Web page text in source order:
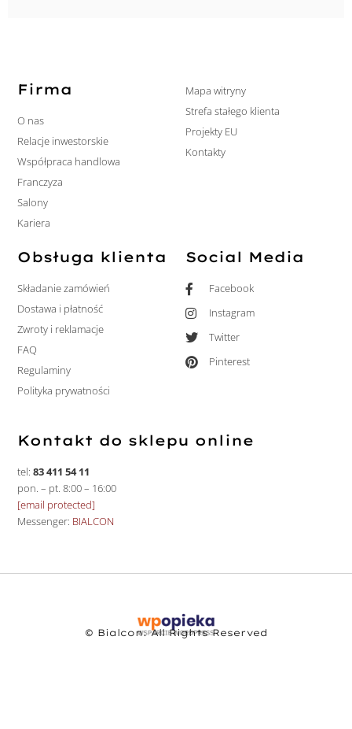
Firma
O nas
Relacje inwestorskie
Współpraca handlowa
Franczyza
Salony
Kariera
Mapa witryny
Strefa stałego klienta
Projekty EU
Kontakty
Obsługa klienta
Składanie zamówień
Dostawa i płatność
Zwroty i reklamacje
FAQ
Regulaminy
Polityka prywatności
Social Media
Facebook
Instagram
Twitter
Pinterest
Kontakt do sklepu online
tel: 83 411 54 11
pon. – pt. 8:00 – 16:00
[email protected]
Messenger: BIALCON
© Bialcon. All Rights Reserved